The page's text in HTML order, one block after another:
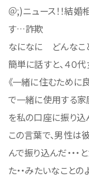
＠;)ニュース！！結
す…詐欺
なになに どんなこ
簡単に話すと、４０
《一緒に住むために
で一緒に使用する家
を私の口座に振り込
この言葉で、男性
んで振り込んだ・・・
た・・みたいなこと